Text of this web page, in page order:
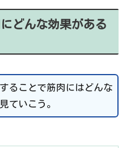
どんな効果がある
ることで筋肉にはどんな
ていこう。